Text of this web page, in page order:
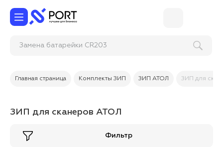
Замена батаре
Главная страница Комплекты ЗИП ЗИП АТОЛ ЗИП для
ЗИП для сканеров АТОЛ
Фильтр